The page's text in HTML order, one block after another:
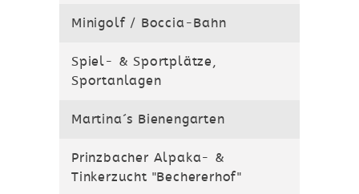
Minigolf / Boccia-Bahn
Spiel- & Sportplätze,
Sportanlagen
Martina´s Bienengarten
Prinzbacher Alpaka- &
Tinkerzucht "Bechererhof"